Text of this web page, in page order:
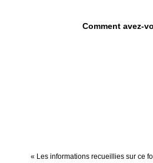
Comment avez-
« Les informations recueillies sur ce